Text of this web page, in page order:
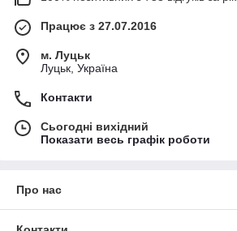
Працює з 27.07.2016
м. Луцьк
Луцьк, Україна
Контакти
Сьогодні вихідний
Показати весь графік роботи
Про нас